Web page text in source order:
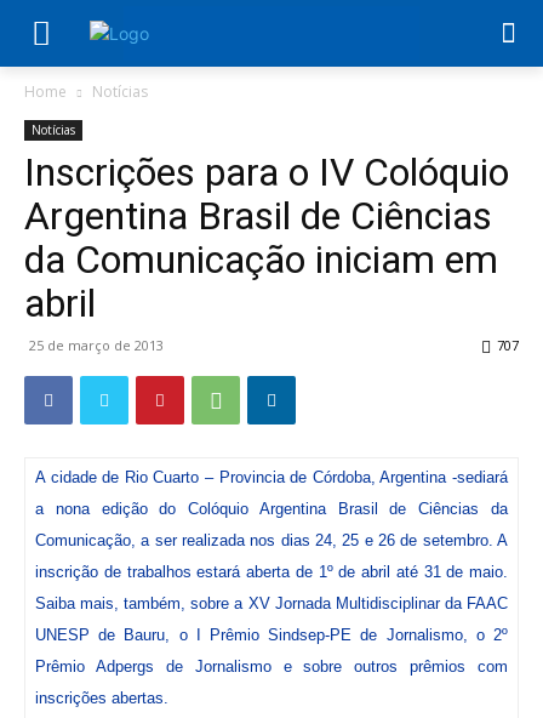
Home Notícias
Notícias
Inscrições para o IV Colóquio
Argentina Brasil de Ciências
da Comunicação iniciam em
abril
25 de março de 2013 707
A cidade de Rio Cuarto – Provincia de Córdoba, Argentina -sediará
a nona edição do Colóquio Argentina Brasil de Ciências da
Comunicação, a ser realizada nos dias 24, 25 e 26 de setembro. A
inscrição de trabalhos estará aberta de 1º de abril até 31 de maio.
Saiba mais, também, sobre a XV Jornada Multidisciplinar da FAAC
UNESP de Bauru, o I Prêmio Sindsep-PE de Jornalismo, o 2º
Prêmio Adpergs de Jornalismo e sobre outros prêmios com
inscrições abertas.